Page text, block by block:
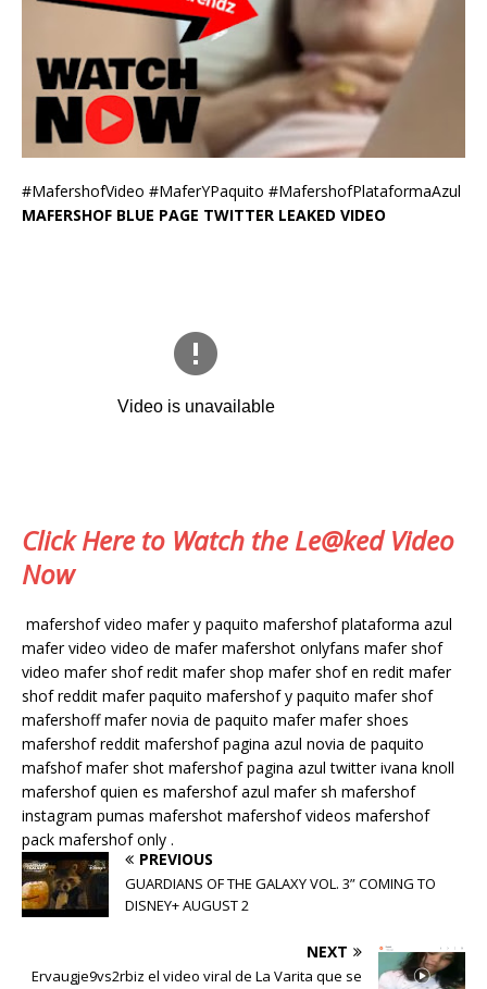
#MafershofVideo #MaferYPaquito #MafershofPlataformaAzul
MAFERSHOF BLUE PAGE TWITTER LEAKED VIDEO
Click Here to Watch the Le@ked Video
Now
mafershof video mafer y paquito mafershof plataforma azul
mafer video video de mafer mafershot onlyfans mafer shof
video mafer shof redit mafer shop mafer shof en redit mafer
shof reddit mafer paquito mafershof y paquito mafer shof
mafershoff mafer novia de paquito mafer mafer shoes
mafershof reddit mafershof pagina azul novia de paquito
mafshof mafer shot mafershof pagina azul twitter ivana knoll
mafershof quien es mafershof azul mafer sh mafershof
instagram pumas mafershot mafershof videos mafershof
pack mafershof only .
PREVIOUS
GUARDIANS OF THE GALAXY VOL. 3” COMING TO
DISNEY+ AUGUST 2
NEXT
Ervaugje9vs2rbiz el video viral de La Varita que se